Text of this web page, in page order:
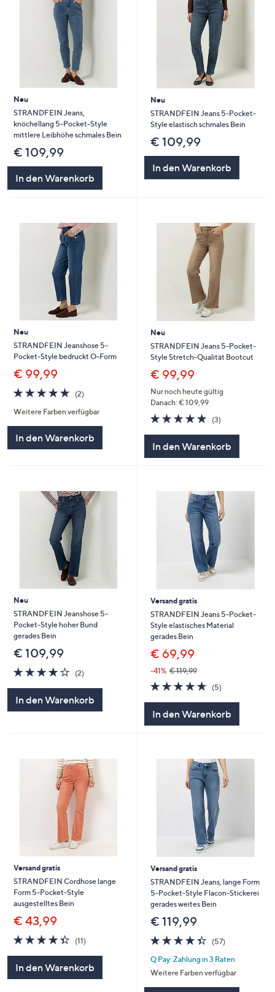
Neu
STRANDFEIN Jeans,
knöchellang 5-Pocket-Style
mittlere Leibhöhe schmales Bein
€ 109,99
In den Warenkorb
Neu
STRANDFEIN Jeans 5-Pocket-
Style elastisch schmales Bein
€ 109,99
In den Warenkorb
Neu
STRANDFEIN Jeanshose 5-
Pocket-Style bedruckt O-Form
€ 99,99
5.0
von
5
(2)2
Weitere Farben verfügbar
In den Warenkorb
Neu
STRANDFEIN Jeans 5-Pocket-
Style Stretch-Qualität Bootcut
€ 99,99
Nur noch heute gültig
Danach: € 109,99
5.0
von
(3)3
In den Warenkorb
Neu
STRANDFEIN Jeanshose 5-
Pocket-Style hoher Bund
gerades Bein
€ 109,99
4.0
von
(2)2
In den Warenkorb
Versand gratis
STRANDFEIN Jeans 5-Pocket-
Style elastisches Material
gerades Bein
€ 69,99
-41% € 119,99
4.6
von
(5)5
In den Warenkorb
Versand gratis
STRANDFEIN Cordhose lange
Form 5-Pocket-Style
ausgestelltes Bein
€ 43,99
4.4
von
(11)11
In den Warenkorb
Versand gratis
STRANDFEIN Jeans, lange Form
5-Pocket-Style Flacon-Stickerei
gerades weites Bein
€ 119,99
4.3
von
5
(57)57
Q Pay: Zahlung in 3 Raten
Weitere Farben verfügbar